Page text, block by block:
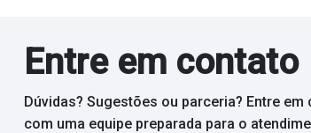
Entre em contato
Dúvidas? Sugestões ou parceria? Entre
com uma equipe preparada para o